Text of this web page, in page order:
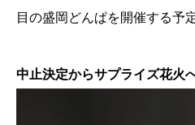
目の盛岡どんぱを開催する予
中止決定からサプライズ花火